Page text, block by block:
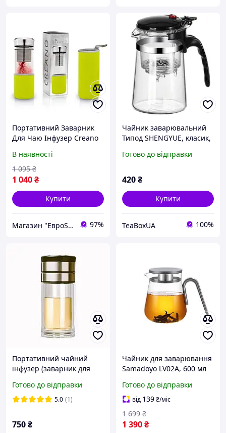
Портативний Заварник
Для Чаю Інфузер Creano
В наявності
1 040₴
1 095 ₴
Купити
Магазин "ЕвроShop" 97%
Чайник заварювальний
Типод SHENGYUE, класик,
Готово до відправки
420₴
Купити
TeaBoxUA 100%
Портативний чайний
інфузер (заварник для
стінками
Готово до відправки
5.0 (1)
750₴
Чайник для заварювання
Samadoyo LV02A, 600 мл
Готово до відправки
від 139₴/міс
1 390₴
1 699 ₴